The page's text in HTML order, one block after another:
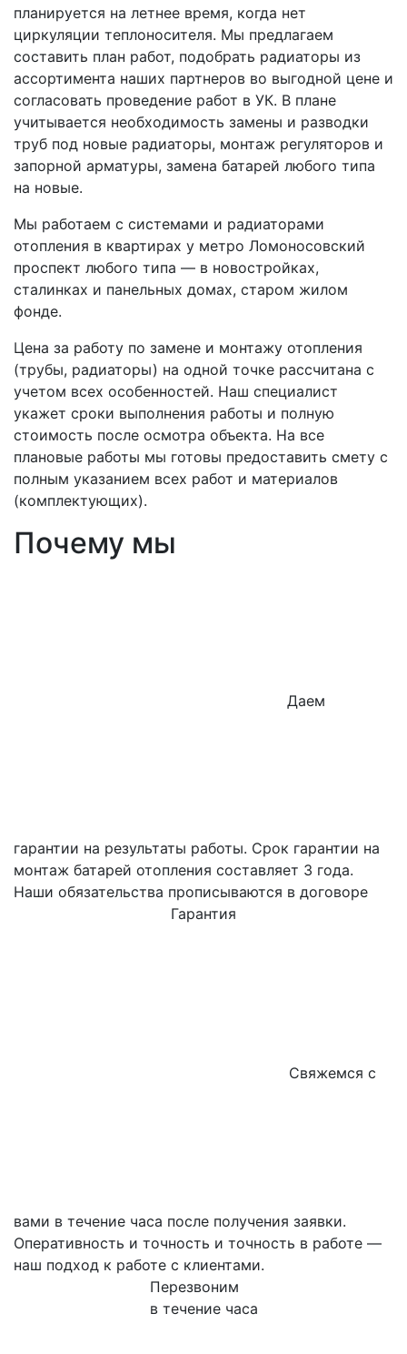
планируется на летнее время, когда нет
циркуляции теплоносителя. Мы предлагаем
составить план работ, подобрать радиаторы из
ассортимента наших партнеров во выгодной цене и
согласовать проведение работ в УК. В плане
учитывается необходимость замены и разводки
труб под новые радиаторы, монтаж регуляторов и
запорной арматуры, замена батарей любого типа
на новые.
Мы работаем с системами и радиаторами
отопления в квартирах у метро Ломоносовский
проспект любого типа — в новостройках,
сталинках и панельных домах, старом жилом
фонде.
Цена за работу по замене и монтажу отопления
(трубы, радиаторы) на одной точке рассчитана с
учетом всех особенностей. Наш специалист
укажет сроки выполнения работы и полную
стоимость после осмотра объекта. На все
плановые работы мы готовы предоставить смету с
полным указанием всех работ и материалов
(комплектующих).
Почему мы
Даем
гарантии на результаты работы. Срок гарантии на
монтаж батарей отопления составляет 3 года.
Наши обязательства прописываются в договоре
Гарантия
Свяжемся с
вами в течение часа после получения заявки.
Оперативность и точность и точность в работе —
наш подход к работе с клиентами.
Перезвоним
в течение часа